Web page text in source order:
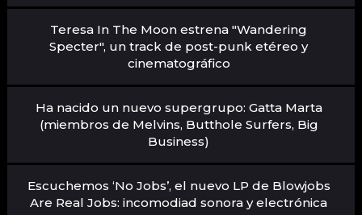
Teresa In The Moon estrena "Wandering
Specter", un track de post-punk etéreo y
cinematográfico
Ha nacido un nuevo supergrupo: Gatta Marta
(miembros de Melvins, Butthole Surfers, Big
Business)
Escuchemos ‘No Jobs’, el nuevo LP de Blowjobs
Are Real Jobs: incomodiad sonora y electrónica